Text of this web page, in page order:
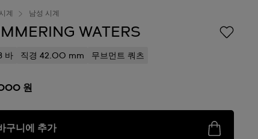
시계 남성 시계
WATERS
바 직경 42.00 mm 무브먼트 쿼츠
원
구니에 추가